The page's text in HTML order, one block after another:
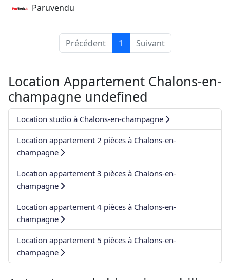
Paruvendu
Précédent 1 Suivant
Location Appartement Chalons-en-
champagne undefined
Location studio à Chalons-en-champagne
Location appartement 2 pièces à Chalons-en-
champagne
Location appartement 3 pièces à Chalons-en-
champagne
Location appartement 4 pièces à Chalons-en-
champagne
Location appartement 5 pièces à Chalons-en-
champagne